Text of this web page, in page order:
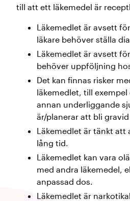
till att ett läkemedel är
Läkemedlet är avsett
läkare behöver ställa
Läkemedlet är avsett
behöver uppföljning
Det kan finnas risker
läkemedlet, till
annan underliggande
är/planerar att bli
Läkemedlet är tänkt att
lång tid.
Läkemedlet kan vara
med andra läkemedel,
anpassad dos.
Läkemedlet är